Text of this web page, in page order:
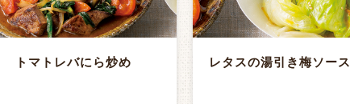
トマトレバにら炒め レタスの湯引き梅ソース